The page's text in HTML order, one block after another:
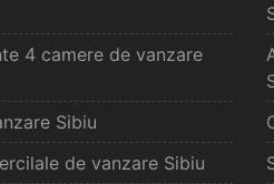
4 camere de vanzare
Sibiu
de vanzare Sibiu